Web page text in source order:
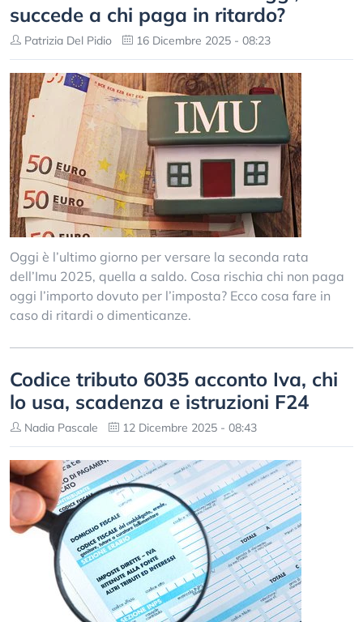
succede a chi paga in ritardo?
Patrizia Del Pidio 16 Dicembre 2025 - 08:23
Oggi è l’ultimo giorno per versare la seconda rata
dell’Imu 2025, quella a saldo. Cosa rischia chi non paga
oggi l’importo dovuto per l’imposta? Ecco cosa fare in
caso di ritardi o dimenticanze.
Codice tributo 6035 acconto Iva, chi
lo usa, scadenza e istruzioni F24
Nadia Pascale 12 Dicembre 2025 - 08:43